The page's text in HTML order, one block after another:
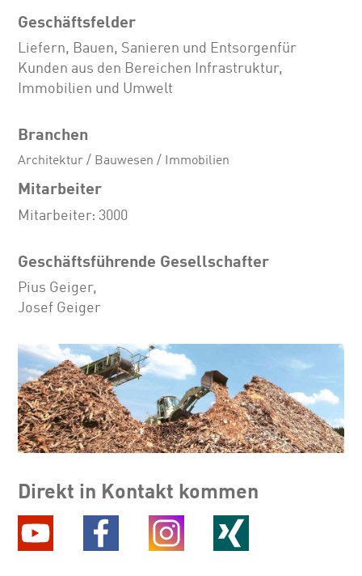
Geschäftsfelder
Liefern, Bauen, Sanieren und Entsorgenfür
Kunden aus den Bereichen Infrastruktur,
Immobilien und Umwelt
Branchen
Architektur / Bauwesen / Immobilien
Mitarbeiter
Mitarbeiter: 3000
Geschäftsführende Gesellschafter
Pius Geiger,
Josef Geiger
Direkt in Kontakt kommen